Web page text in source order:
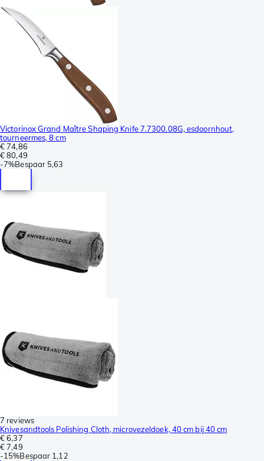
Victorinox Grand Maître Shaping Knife 7.7300.08G, esdoornhout,
tourneermes, 8 cm
€ 74,86
€ 80,49
-7%Bespaar 5,63
7 reviews
Knivesandtools Polishing Cloth, microvezeldoek, 40 cm bij 40 cm
€ 6,37
€ 7,49
-15%Bespaar 1,12